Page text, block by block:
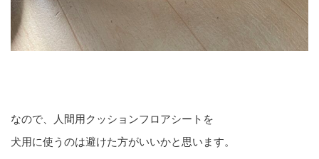
なので、人間用クッションフロアシートを
犬用に使うのは避けた方がいいかと思います。